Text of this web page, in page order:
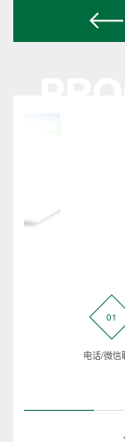
01
电话/微信